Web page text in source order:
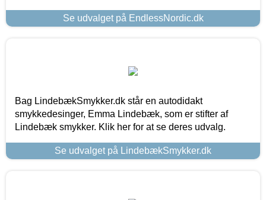
Se udvalget på EndlessNordic.dk
Bag LindebækSmykker.dk står en autodidakt
smykkedesinger, Emma Lindebæk, som er stifter af
Lindebæk smykker. Klik her for at se deres udvalg.
Se udvalget på LindebækSmykker.dk